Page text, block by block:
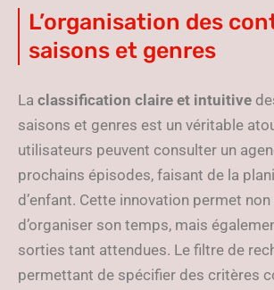
L’organisation des
saisons et genres
La classification claire et intuitive
saisons et genres est un véritable
utilisateurs peuvent consulter un
prochains épisodes, faisant de la
d’enfant. Cette innovation permet
d’organiser son temps, mais
sorties tant attendues. Le filtre de
permettant de spécifier des critères